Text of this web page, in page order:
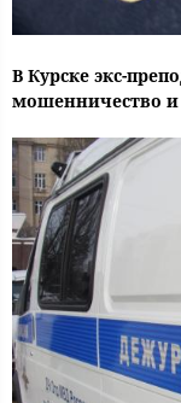
В Курске экс-
мошенничество и